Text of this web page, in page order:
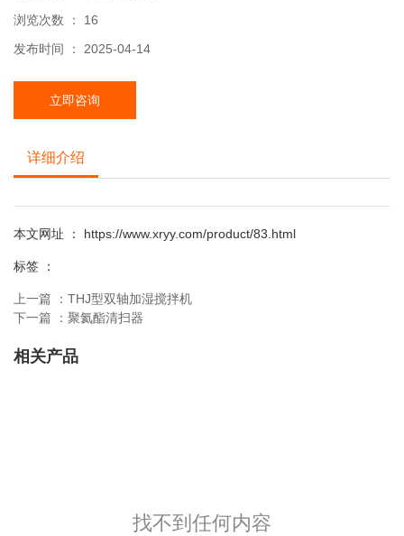
浏览次数 ： 16
发布时间 ： 2025-04-14
立即咨询
详细介绍
本文网址 ： https://www.xryy.com/product/83.html
标签 ：
上一篇 ： THJ型双轴加湿搅拌机
下一篇 ： 聚氦酯清扫器
相关产品
找不到任何内容